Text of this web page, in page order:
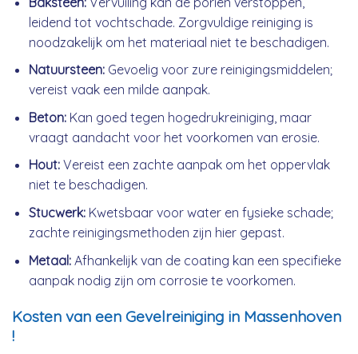
leidend tot vochtschade. Zorgvuldige reiniging is
noodzakelijk om het materiaal niet te beschadigen.
Natuursteen:Gevoelig voor zure reinigingsmiddelen;
vereist vaak een milde aanpak.
Beton:Kan goed tegen hogedrukreiniging, maar
vraagt aandacht voor het voorkomen van erosie.
Hout:Vereist een zachte aanpak om het oppervlak
niet te beschadigen.
Stucwerk:Kwetsbaar voor water en fysieke schade;
zachte reinigingsmethoden zijn hier gepast.
Metaal:Afhankelijk van de coating kan een specifieke
aanpak nodig zijn om corrosie te voorkomen.
Kosten van een Gevelreiniging in Massenhoven
!